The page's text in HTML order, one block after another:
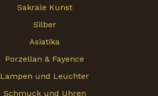
Sakrale Kunst
Silber
Asiatika
Porzellan & Fayence
Lampen und Leuchter
Schmuck und Uhren